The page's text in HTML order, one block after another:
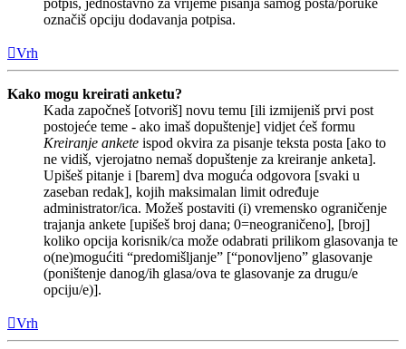
označiš opciju dodavanja potpisa.
Vrh
Kako mogu kreirati anketu?
Kada započneš [otvoriš] novu temu [ili izmijeniš prvi post
postojeće teme - ako imaš dopuštenje] vidjet ćeš formu
Kreiranje ankete ispod okvira za pisanje teksta posta [ako to
ne vidiš, vjerojatno nemaš dopuštenje za kreiranje anketa].
Upišeš pitanje i [barem] dva moguća odgovora [svaki u
zaseban redak], kojih maksimalan limit određuje
administrator/ica. Možeš postaviti (i) vremensko ograničenje
trajanja ankete [upišeš broj dana; 0=neograničeno], [broj]
koliko opcija korisnik/ca može odabrati prilikom glasovanja te
o(ne)mogućiti “predomišljanje” [“ponovljeno” glasovanje
(poništenje danog/ih glasa/ova te glasovanje za drugu/e
opciju/e)].
Vrh